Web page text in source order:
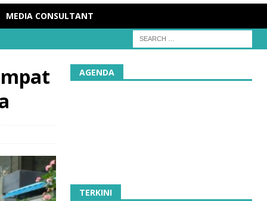
MEDIA CONSULTANT
AGENDA
TERKINI